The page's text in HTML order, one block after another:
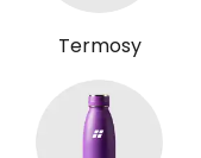
Termosy